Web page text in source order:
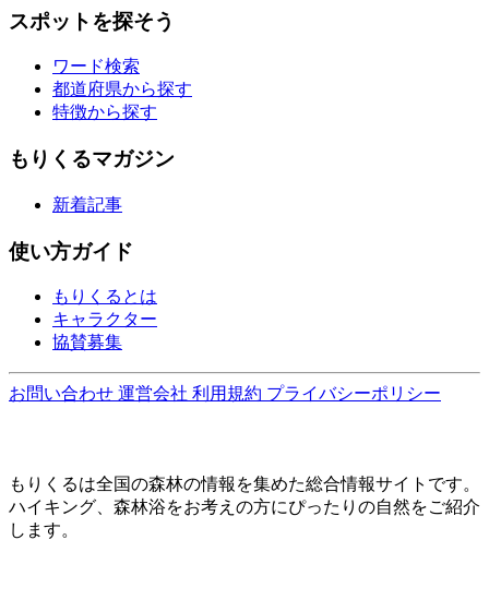
スポットを探そう
ワード検索
都道府県から探す
特徴から探す
もりくるマガジン
新着記事
使い方ガイド
もりくるとは
キャラクター
協賛募集
お問い合わせ 運営会社 利用規約 プライバシーポリシー
もりくるは全国の森林の情報を集めた総合情報サイトです。
ハイキング、森林浴をお考えの方にぴったりの自然をご紹介
します。